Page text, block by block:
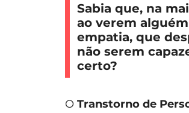
Sabia que, na
ao verem
empatia, que
não serem
certo?
O Transtorno de